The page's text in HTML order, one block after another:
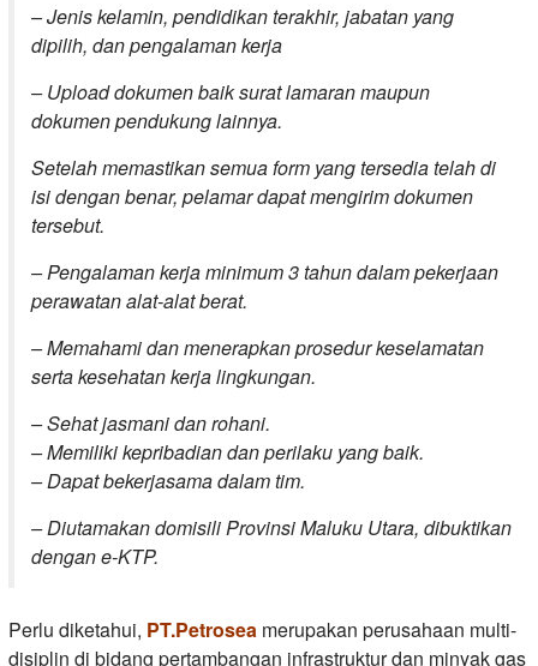
– Jenis kelamin, pendidikan terakhir, jabatan yang
dipilih, dan pengalaman kerja
– Upload dokumen baik surat lamaran maupun
dokumen pendukung lainnya.
Setelah memastikan semua form yang tersedia telah di
isi dengan benar, pelamar dapat mengirim dokumen
tersebut.
– Pengalaman kerja minimum 3 tahun dalam pekerjaan
perawatan alat-alat berat.
– Memahami dan menerapkan prosedur keselamatan
serta kesehatan kerja lingkungan.
– Sehat jasmani dan rohani.
– Memiliki kepribadian dan perilaku yang baik.
– Dapat bekerjasama dalam tim.
– Diutamakan domisili Provinsi Maluku Utara, dibuktikan
dengan e-KTP.
Perlu diketahui, PT.Petrosea merupakan perusahaan multi-
disiplin di bidang pertambangan infrastruktur dan minyak gas